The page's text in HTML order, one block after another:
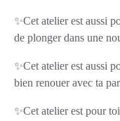
✨Cet atelier est aussi
de plonger dans une
✨Cet atelier est aussi
bien renouer avec ta
✨Cet atelier est pour